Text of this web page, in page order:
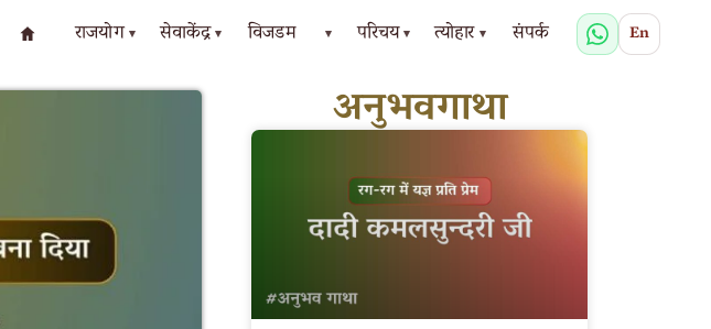
राजयोग ▾ सेवाकेंद्र▾ विजडम ▾ परिचय▾ त्योहार ▾ संपर्क En
अनुभवगाथा